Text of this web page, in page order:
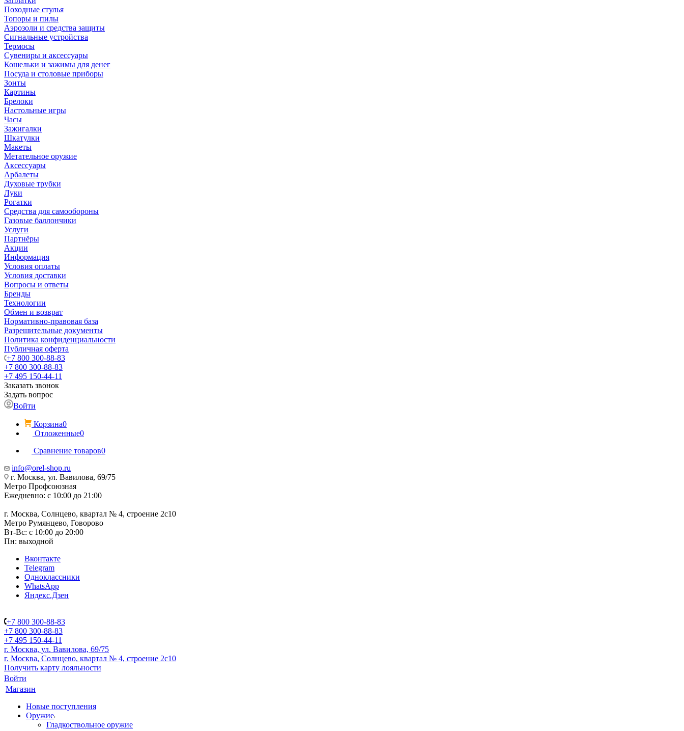
Походные стулья
Топоры и пилы
Аэрозоли и средства защиты
Сигнальные устройства
Термосы
Сувениры и аксессуары
Кошельки и зажимы для денег
Посуда и столовые приборы
Зонты
Картины
Брелоки
Настольные игры
Часы
Зажигалки
Шкатулки
Макеты
Метательное оружие
Аксессуары
Арбалеты
Духовые трубки
Луки
Рогатки
Средства для самообороны
Газовые баллончики
Услуги
Партнёры
Акции
Информация
Условия оплаты
Условия доставки
Вопросы и ответы
Бренды
Технологии
Обмен и возврат
Нормативно-правовая база
Разрешительные документы
Политика конфиденциальности
Публичная оферта
+7 800 300-88-83
+7 800 300-88-83
+7 495 150-44-11
Заказать звонок
Задать вопрос
Войти
Корзина0
Отложенные0
Сравнение товаров0
info@orel-shop.ru
г. Москва, ул. Вавилова, 69/75
Метро Профсоюзная
Ежедневно: с 10:00 до 21:00
г. Москва, Солнцево, квартал № 4, строение 2с10
Метро Румянцево, Говорово
Вт-Вс: с 10:00 до 20:00
Пн: выходной
Вконтакте
Telegram
Одноклассники
WhatsApp
Яндекс.Дзен
+7 800 300-88-83
+7 800 300-88-83
+7 495 150-44-11
г. Москва, ул. Вавилова, 69/75
г. Москва, Солнцево, квартал № 4, строение 2с10
Получить карту лояльности
Войти
Магазин
Новые поступления
Оружие
Гладкоствольное оружие